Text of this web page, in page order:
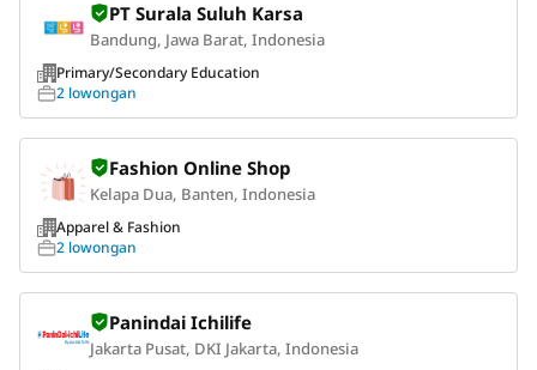
PT Surala Suluh Karsa
Bandung, Jawa Barat, Indonesia
Primary/Secondary Education
2 lowongan
Fashion Online Shop
Kelapa Dua, Banten, Indonesia
Apparel & Fashion
2 lowongan
Panindai Ichilife
Jakarta Pusat, DKI Jakarta, Indonesia